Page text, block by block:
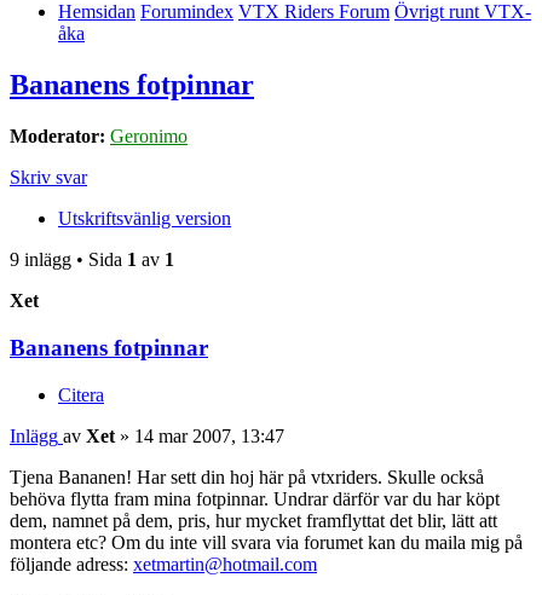
Hemsidan Forumindex VTX Riders Forum Övrigt runt VTX-
åka
Bananens fotpinnar
Moderator: Geronimo
Skriv svar
Utskriftsvänlig version
9 inlägg • Sida 1 av 1
Xet
Bananens fotpinnar
Citera
Inlägg av Xet » 14 mar 2007, 13:47
Tjena Bananen! Har sett din hoj här på vtxriders. Skulle också
behöva flytta fram mina fotpinnar. Undrar därför var du har köpt
dem, namnet på dem, pris, hur mycket framflyttat det blir, lätt att
montera etc? Om du inte vill svara via forumet kan du maila mig på
följande adress: xetmartin@hotmail.com